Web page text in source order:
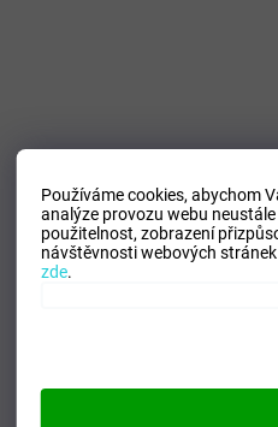
Používáme cookies, abychom
analýze provozu webu
použitelnost, zobrazení
návštěvnosti webových
zde.